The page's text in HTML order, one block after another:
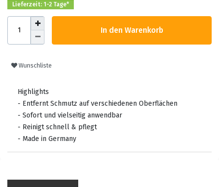
Lieferzeit: 1-2 Tage*
In den Warenkorb
Wunschliste
Highlights
- Entfernt Schmutz auf verschiedenen Oberflächen
- Sofort und vielseitig anwendbar
- Reinigt schnell & pflegt
- Made in Germany